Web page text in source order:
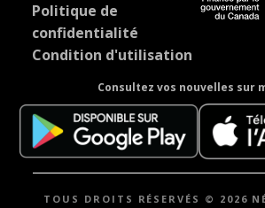
Politique de
confidentialité
Condition d'utilisation
Consultez vos nouvelles sur
TOUS DROITS RÉSERVÉS © 2026